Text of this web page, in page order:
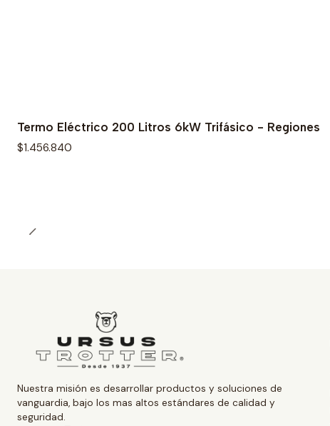
Termo Eléctrico 200 Litros 6kW Trifásico - Regiones
$1.456.840
Nuestra misión es desarrollar productos y soluciones de
vanguardia, bajo los mas altos estándares de calidad y
seguridad.